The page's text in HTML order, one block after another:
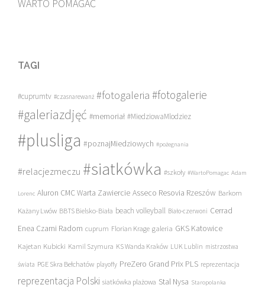
WARTO POMAGAĆ
TAGI
#cuprumtv #czasnarewanż #fotogaleria #fotogalerie
#galeriazdjęć #memoriał #MiedziowaMlodziez
#plusliga #poznajMiedziowych #pożegnania
#relacjezmeczu #siatkówka #szkoły #WartoPomagac Adam
Lorenc Aluron CMC Warta Zawiercie Asseco Resovia Rzeszów Barkom
Każany Lwów BBTS Bielsko-Biała beach volleyball Biało-czerwoni Cerrad
Enea Czarni Radom cuprum Florian Krage galeria GKS Katowice
Kajetan Kubicki Kamil Szymura KS Wanda Kraków LUK Lublin mistrzostwa
świata PGE Skra Bełchatów playoffy PreZero Grand Prix PLS reprezentacja
reprezentacja Polski siatkówka plażowa Stal Nysa Staropolanka